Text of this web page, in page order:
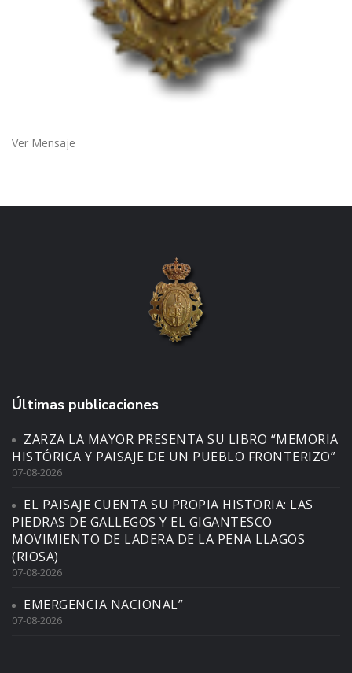
Ver Mensaje
Últimas publicaciones
ZARZA LA MAYOR PRESENTA SU LIBRO “MEMORIA
HISTÓRICA Y PAISAJE DE UN PUEBLO FRONTERIZO”
07-08-2026
EL PAISAJE CUENTA SU PROPIA HISTORIA: LAS
PIEDRAS DE GALLEGOS Y EL GIGANTESCO
MOVIMIENTO DE LADERA DE LA PENA LLAGOS
(RIOSA)
07-08-2026
EMERGENCIA NACIONAL”
07-08-2026